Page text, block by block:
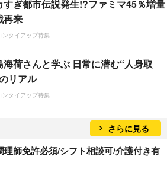
すぎ都市伝説発生!?ファミマ45％増量
再来
ンタイアップ特集
海荷さんと学ぶ 日常に潜む“人身取
リアル
ンタイアップ特集
さらに見る
理師免許必須/シフト相談可/介護付き有